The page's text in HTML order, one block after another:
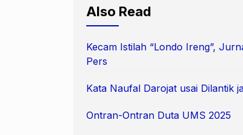
Also Read
Kecam Istilah “Londo Ireng”,
Pers
Kata Naufal Darojat usai Dilantik
Ontran-Ontran Duta UMS 2025